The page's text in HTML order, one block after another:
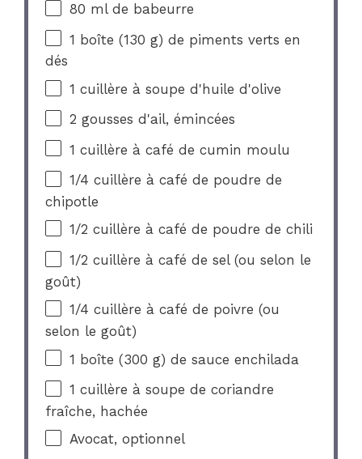
80 ml de babeurre
1 boîte (130 g) de piments verts en
dés
1 cuillère à soupe d'huile d'olive
2 gousses d'ail, émincées
1 cuillère à café de cumin moulu
1/4 cuillère à café de poudre de
chipotle
1/2 cuillère à café de poudre de chili
1/2 cuillère à café de sel (ou selon le
goût)
1/4 cuillère à café de poivre (ou
selon le goût)
1 boîte (300 g) de sauce enchilada
1 cuillère à soupe de coriandre
fraîche, hachée
Avocat, optionnel